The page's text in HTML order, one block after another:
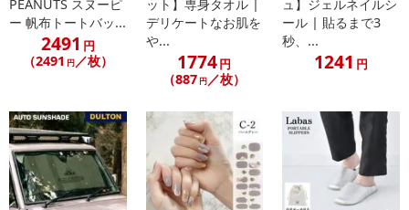
【キャンセルについて】
※お申込み後のキャンセルはお受けできません。
記載されている内容を必ずご確認いただき、お届けする商品セット
※パッケージ変更や商品リニューアル（成分など含む）等により、
参考の掲載画像や画像内のバーコードなど、お届け商品と多少異な
る場合がございます。
また、[新たな加工食品の原料原産地表示制度]の経過措置期間の終
了により、商品詳細内に記載の原産国・原材料の表記が旧表記の場
ー 帆布トートバッ...
2491円
（2491円／枚）
【ホワイト・2枚セ
デリケートなお肌を
や...
1774 円
（887円／枚）
ール | 貼るまで3
秒、...
1241円